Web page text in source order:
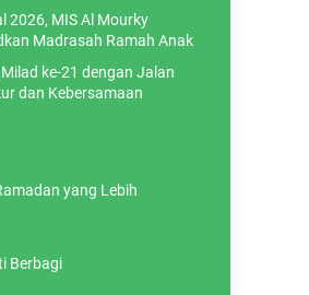
2026, MIS Al Mourky
Madrasah Ramah Anak
ke-21 dengan Jalan
dan Kebersamaan
yang Lebih
Berbagi